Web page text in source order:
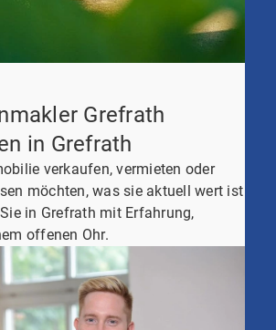
Grefrath
in Grefrath
verkaufen, vermieten oder
möchten, was sie aktuell wert ist
in Grefrath mit Erfahrung,
offenen Ohr.